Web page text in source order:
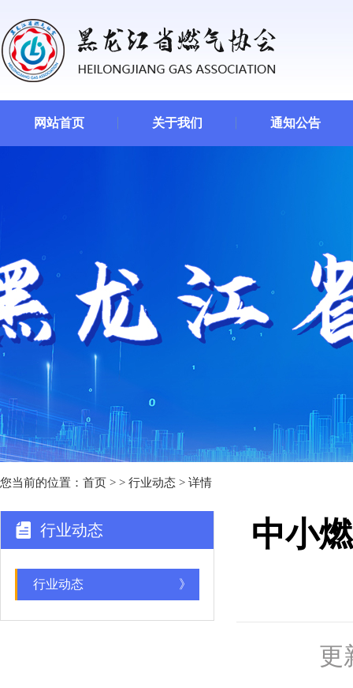
网站首页 关于我们 通知公告
您当前的位置： 首页 > > 行业动态 > 详情
行业动态
行业动态 》
中小
更